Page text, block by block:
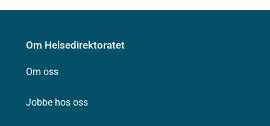
Om Helsedirektoratet
Om oss
Jobbe hos oss